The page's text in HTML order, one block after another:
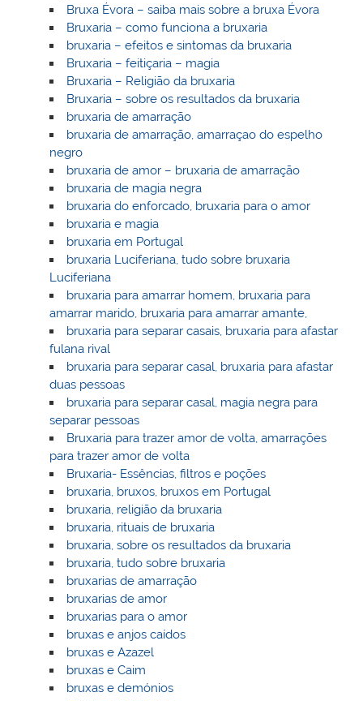
Bruxa Évora – saiba mais sobre a bruxa Évora
Bruxaria – como funciona a bruxaria
bruxaria – efeitos e sintomas da bruxaria
Bruxaria – feitiçaria – magia
Bruxaria – Religião da bruxaria
Bruxaria – sobre os resultados da bruxaria
bruxaria de amarração
bruxaria de amarração, amarraçao do espelho
negro
bruxaria de amor – bruxaria de amarração
bruxaria de magia negra
bruxaria do enforcado, bruxaria para o amor
bruxaria e magia
bruxaria em Portugal
bruxaria Luciferiana, tudo sobre bruxaria
Luciferiana
bruxaria para amarrar homem, bruxaria para
amarrar marido, bruxaria para amarrar amante,
bruxaria para separar casais, bruxaria para afastar
fulana rival
bruxaria para separar casal, bruxaria para afastar
duas pessoas
bruxaria para separar casal, magia negra para
separar pessoas
Bruxaria para trazer amor de volta, amarrações
para trazer amor de volta
Bruxaria- Essências, filtros e poções
bruxaria, bruxos, bruxos em Portugal
bruxaria, religião da bruxaria
bruxaria, rituais de bruxaria
bruxaria, sobre os resultados da bruxaria
bruxaria, tudo sobre bruxaria
bruxarias de amarração
bruxarias de amor
bruxarias para o amor
bruxas e anjos caídos
bruxas e Azazel
bruxas e Caim
bruxas e demónios